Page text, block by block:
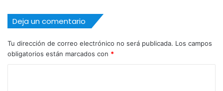
Deja un comentario
Tu dirección de correo electrónico no será publicada. Los campos
obligatorios están marcados con *